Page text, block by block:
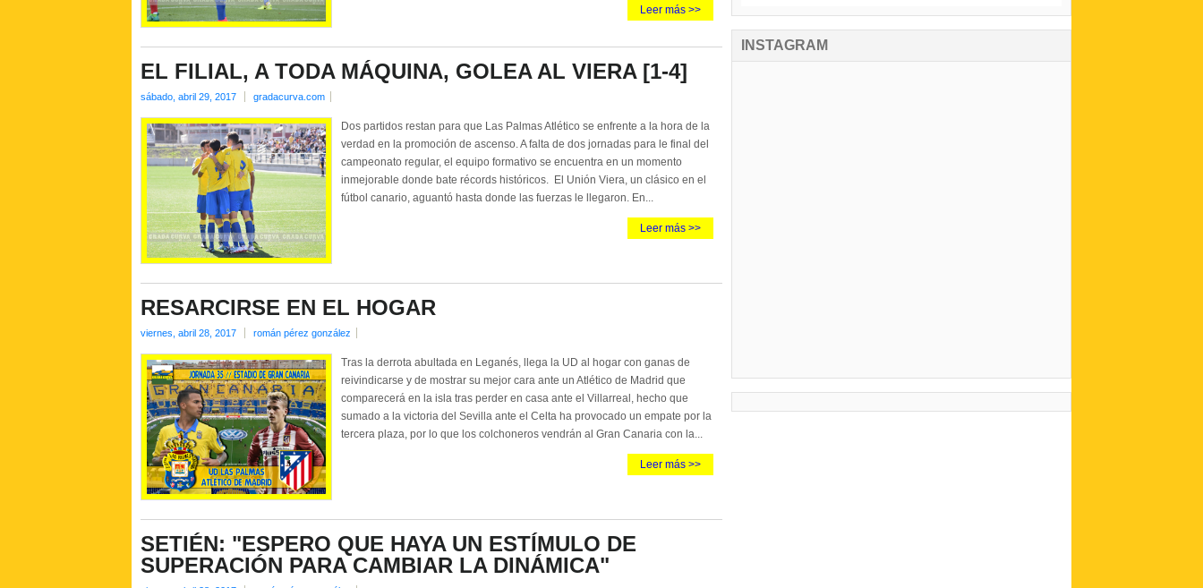
Leer más >>
EL FILIAL, A TODA MÁQUINA, GOLEA AL VIERA [1-4]
sábado, abril 29, 2017 gradacurva.com
Dos partidos restan para que Las Palmas Atlético se enfrente a la hora de la
verdad en la promoción de ascenso. A falta de dos jornadas para le final del
campeonato regular, el equipo formativo se encuentra en un momento
inmejorable donde bate récords históricos. El Unión Viera, un clásico en el
fútbol canario, aguantó hasta donde las fuerzas le llegaron. En...
Leer más >>
RESARCIRSE EN EL HOGAR
viernes, abril 28, 2017 román pérez gonzález
Tras la derrota abultada en Leganés, llega la UD al hogar con ganas de
reivindicarse y de mostrar su mejor cara ante un Atlético de Madrid que
comparecerá en la isla tras perder en casa ante el Villarreal, hecho que
sumado a la victoria del Sevilla ante el Celta ha provocado un empate por la
tercera plaza, por lo que los colchoneros vendrán al Gran Canaria con la...
Leer más >>
SETIÉN: "ESPERO QUE HAYA UN ESTÍMULO DE
SUPERACIÓN PARA CAMBIAR LA DINÁMICA"
INSTAGRAM